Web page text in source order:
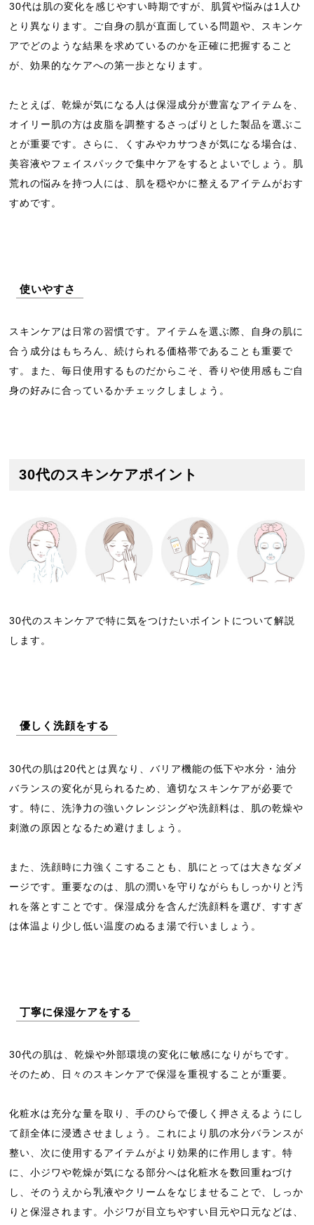
30代は肌の変化を感じやすい時期ですが、肌質や悩みは1人ひ
とり異なります。ご自身の肌が直面している問題や、スキンケ
アでどのような結果を求めているのかを正確に把握すること
が、効果的なケアへの第一歩となります。
たとえば、乾燥が気になる人は保湿成分が豊富なアイテムを、
オイリー肌の方は皮脂を調整するさっぱりとした製品を選ぶこ
とが重要です。さらに、くすみやカサつきが気になる場合は、
美容液やフェイスパックで集中ケアをするとよいでしょう。肌
荒れの悩みを持つ人には、肌を穏やかに整えるアイテムがおす
すめです。
使いやすさ
スキンケアは日常の習慣です。アイテムを選ぶ際、自身の肌に
合う成分はもちろん、続けられる価格帯であることも重要で
す。また、毎日使用するものだからこそ、香りや使用感もご自
身の好みに合っているかチェックしましょう。
30代のスキンケアポイント
30代のスキンケアで特に気をつけたいポイントについて解説
します。
優しく洗顔をする
30代の肌は20代とは異なり、バリア機能の低下や水分・油分
バランスの変化が見られるため、適切なスキンケアが必要で
す。特に、洗浄力の強いクレンジングや洗顔料は、肌の乾燥や
刺激の原因となるため避けましょう。
また、洗顔時に力強くこすることも、肌にとっては大きなダメ
ージです。重要なのは、肌の潤いを守りながらもしっかりと汚
れを落とすことです。保湿成分を含んだ洗顔料を選び、すすぎ
は体温より少し低い温度のぬるま湯で行いましょう。
丁寧に保湿ケアをする
30代の肌は、乾燥や外部環境の変化に敏感になりがちです。
そのため、日々のスキンケアで保湿を重視することが重要。
化粧水は充分な量を取り、手のひらで優しく押さえるようにし
て顔全体に浸透させましょう。これにより肌の水分バランスが
整い、次に使用するアイテムがより効果的に作用します。特
に、小ジワや乾燥が気になる部分へは化粧水を数回重ねづけ
し、そのうえから乳液やクリームをなじませることで、しっか
りと保湿されます。小ジワが目立ちやすい目元や口元などは、